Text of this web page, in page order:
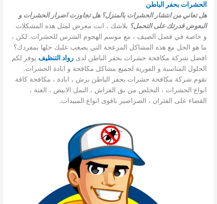
الحشرات بحفر الباطن
هل تعاني من انتشار الحشرات بالمنزل؟ هل تجاوزت اضرار الحشرات و
البعوض قدرتك على التحمل؟ بلاشك ، انت معرض لمثل هذه المشكلات
و خاصة في فصل الصيف ، مع موسم الهجوم الشرس للحشرات. لكن ،
ما هو الحل مع هذه المشاكل المزعجة التي يصعب عليك حلها بمفردك؟
افضل شركة مكافحة حشرات بحفر الباطن لدىرواد التنظيف يوفر لكم
الحلول المناسبة و الفورية لجميع مشاكل مكافحة و ابادة الحشرات.
تقوم شركة مكافحة حشرات بحفر الباطن برش ، ابادة ، مكافحة كافة
انواع الحشرات ، التخلص من بق الفراش ، النمل الابيض ، العتة ،
القضاء على الفئران ، الصراصير باقوى انواع المبيدات.